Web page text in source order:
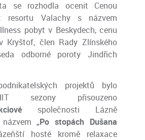
se rozhodla ocenit Cenou
resortu Valachy s názvem
pobyt v Beskydech, cenu
Kryštof, člen Rady Zlínského
odborné poroty Jindřich
projektů bylo
sezony přisouzeno
společnosti Lázně
„Po stopách Dušana
hosté kromě relaxace